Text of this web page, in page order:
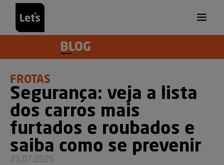
FROTAS
Segurança: veja a lista
dos carros mais
furtados e roubados e
saiba como se prevenir
23.07.2025